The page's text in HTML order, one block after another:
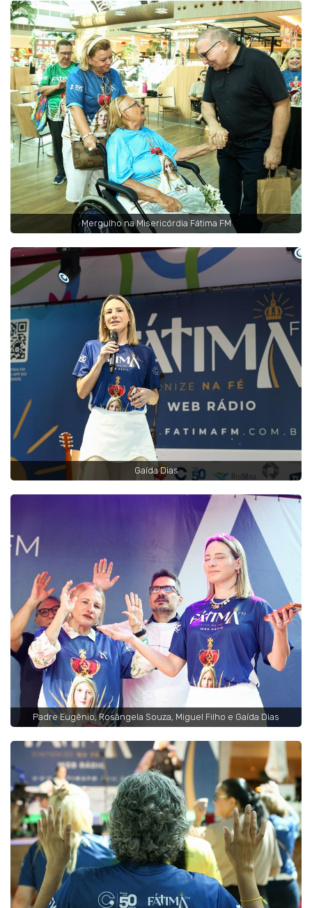
Mergulho na Misericórdia Fátima FM
Gaída Dias
Padre Eugênio, Rosângela Souza, Miguel Filho e Gaída Dias